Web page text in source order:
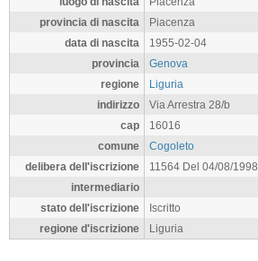
provincia di nascita
Piacenza
data di nascita
1955-02-04
provincia
Genova
regione
Liguria
indirizzo
Via Arrestra 28/b
cap
16016
comune
Cogoleto
delibera dell'iscrizione
11564 Del 04/08/1998
intermediario
stato dell'iscrizione
Iscritto
regione d'iscrizione
Liguria